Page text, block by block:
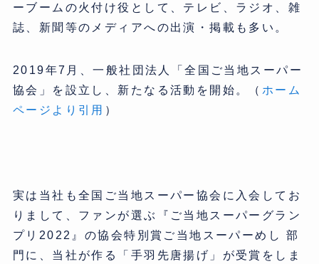
ーブームの火付け役として、テレビ、ラジオ、雑
誌、新聞等のメディアへの出演・掲載も多い。
2019年7月、一般社団法人「全国ご当地スーパー
協会」を設立し、新たなる活動を開始。（ ホーム
ページより引用 ）
実は当社も全国ご当地スーパー協会に入会してお
りまして、ファンが選ぶ『ご当地スーパーグラン
プリ2022』の協会特別賞ご当地スーパーめし 部
門に、当社が作る「手羽先唐揚げ」が受賞をしま